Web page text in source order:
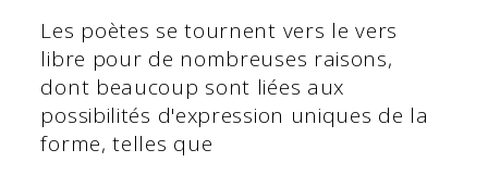
Les poètes se tournent vers le vers
libre pour de nombreuses raisons,
dont beaucoup sont liées aux
possibilités d'expression uniques de la
forme, telles que